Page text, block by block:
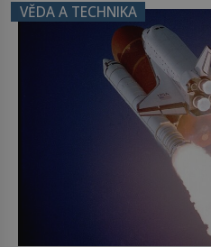
VĚDA A TECHNIKA